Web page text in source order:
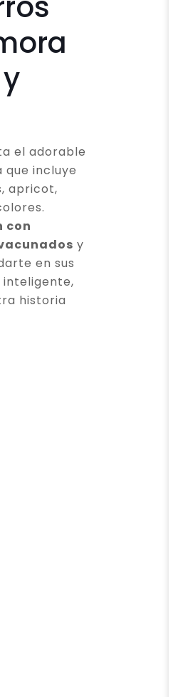
el adorable
que incluye
apricot,
con
y
en sus
inteligente,
historia